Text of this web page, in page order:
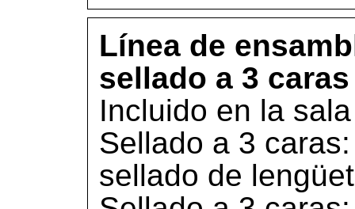
Línea de
sellado a 3
Incluido en la
Sellado a 3
sellado de